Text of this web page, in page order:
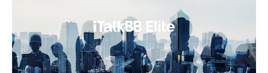
养老 非盈利组织